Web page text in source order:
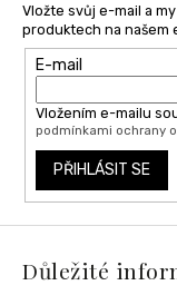
Vložte svůj e-mail a
produktech na našem
E-mail
Vložením e-mailu
podmínkami ochrany
PŘIHLÁSIT SE
Důležité